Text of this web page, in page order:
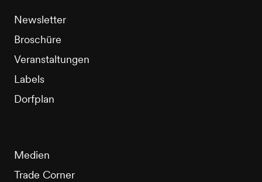
Newsletter
Broschüre
Veranstaltungen
Labels
Dorfplan
Medien
Trade Corner